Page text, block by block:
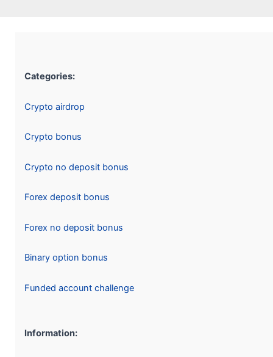
Categories:
Crypto airdrop
Crypto bonus
Crypto no deposit bonus
Forex deposit bonus
Forex no deposit bonus
Binary option bonus
Funded account challenge
Information: